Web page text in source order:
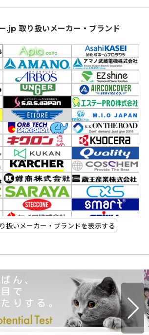
.jp 取り扱いメーカー・ブランド
扱いメーカー・ブランドを表示する